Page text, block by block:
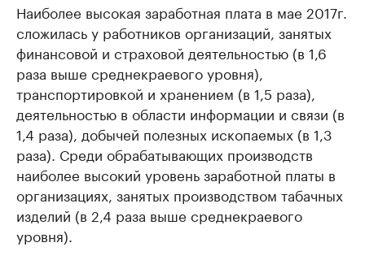
Наиболее высокая заработная плата в мае 2017г.
сложилась у работников организаций, занятых
финансовой и страховой деятельностью (в 1,6
раза выше среднекраевого уровня),
транспортировкой и хранением (в 1,5 раза),
деятельностью в области информации и связи (в
1,4 раза), добычей полезных ископаемых (в 1,3
раза). Среди обрабатывающих производств
наиболее высокий уровень заработной платы в
организациях, занятых производством табачных
изделий (в 2,4 раза выше среднекраевого
уровня).